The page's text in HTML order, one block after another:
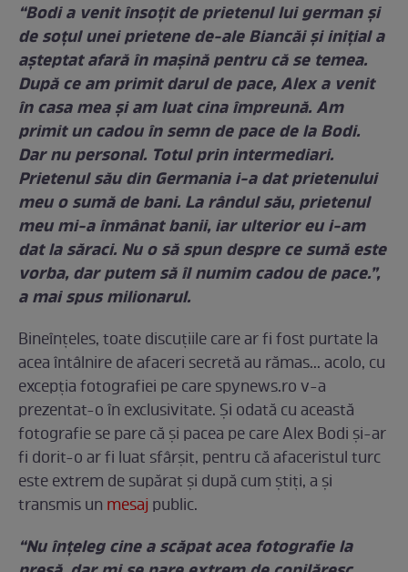
“Bodi a venit însoțit de prietenul lui german și
de soțul unei prietene de-ale Biancăi și inițial a
așteptat afară în mașină pentru că se temea.
După ce am primit darul de pace, Alex a venit
în casa mea și am luat cina împreună. Am
primit un cadou în semn de pace de la Bodi.
Dar nu personal. Totul prin intermediari.
Prietenul său din Germania i-a dat prietenului
meu o sumă de bani. La rândul său, prietenul
meu mi-a înmânat banii, iar ulterior eu i-am
dat la săraci. Nu o să spun despre ce sumă este
vorba, dar putem să îl numim cadou de pace.”,
a mai spus milionarul.
Bineînțeles, toate discuțiile care ar fi fost purtate la
acea întâlnire de afaceri secretă au rămas... acolo, cu
excepția fotografiei pe care spynews.ro v-a
prezentat-o în exclusivitate. Și odată cu această
fotografie se pare că și pacea pe care Alex Bodi și-ar
fi dorit-o ar fi luat sfârșit, pentru că afaceristul turc
este extrem de supărat și după cum știți, a și
transmis un mesaj public.
“Nu înțeleg cine a scăpat acea fotografie la